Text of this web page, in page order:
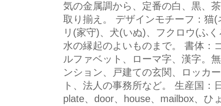
気の金属調から、定番の白、黒、
取り揃え。 デザインモチーフ：猫
リ(家守)、犬(いぬ)、フクロウ(ふ
水の縁起のよいものまで。 書体：
ルファベット、ローマ字、漢字。
ンション、戸建ての玄関、ロッカ
ト、法人の事務所など。 生産国：
plate、door、house、mailbox、ひ